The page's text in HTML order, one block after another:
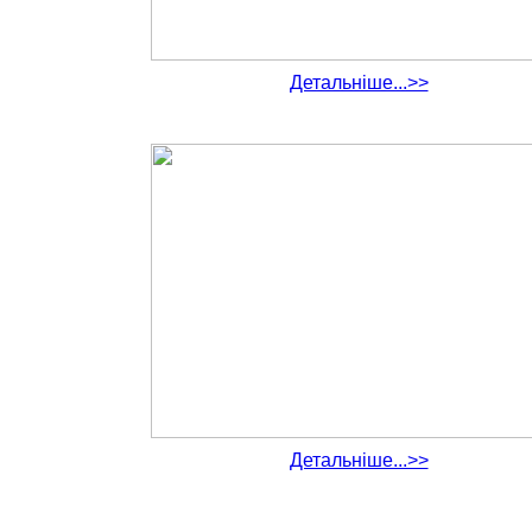
Детальніше...>>
Детальніше...>>